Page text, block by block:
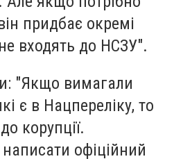
придбає окремі
входять до НСЗУ".
"Якщо вимагали
є в Нацпереліку, то
корупції.
офіційний